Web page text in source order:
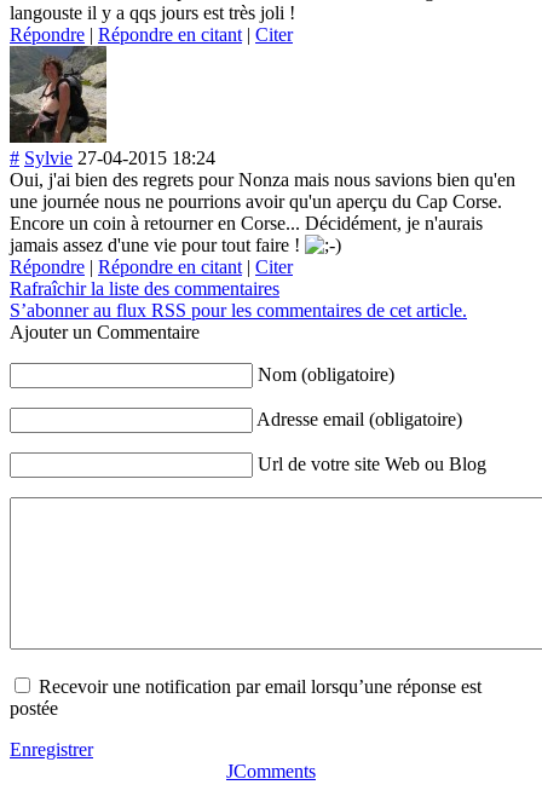
langouste il y a qqs jours est très joli !
Répondre | Répondre en citant | Citer
# Sylvie 27-04-2015 18:24
Oui, j'ai bien des regrets pour Nonza mais nous savions bien qu'en
une journée nous ne pourrions avoir qu'un aperçu du Cap Corse.
Encore un coin à retourner en Corse... Décidément, je n'aurais
jamais assez d'une vie pour tout faire !
Répondre | Répondre en citant | Citer
Rafraîchir la liste des commentaires
S’abonner au flux RSS pour les commentaires de cet article.
Ajouter un Commentaire
Nom (obligatoire)
Adresse email (obligatoire)
Url de votre site Web ou Blog
Recevoir une notification par email lorsqu’une réponse est
postée
Enregistrer
JComments